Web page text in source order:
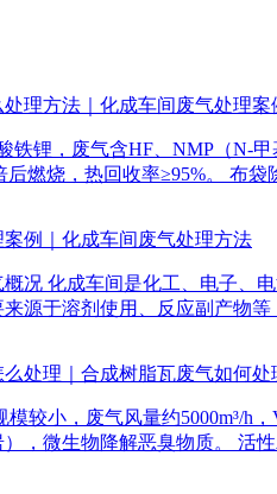
理方法｜化成车间废气处理案
铁锂，废气含HF、NMP（N-
后燃烧，热回收率≥95%。 布
例｜化成车间废气处理方法
况 化成车间是化工、电子、
源于溶剂使用、反应副产物
处理｜合成树脂瓦废气如何处
模较小，废气风量约5000m³/h
），微生物降解恶臭物质。 活